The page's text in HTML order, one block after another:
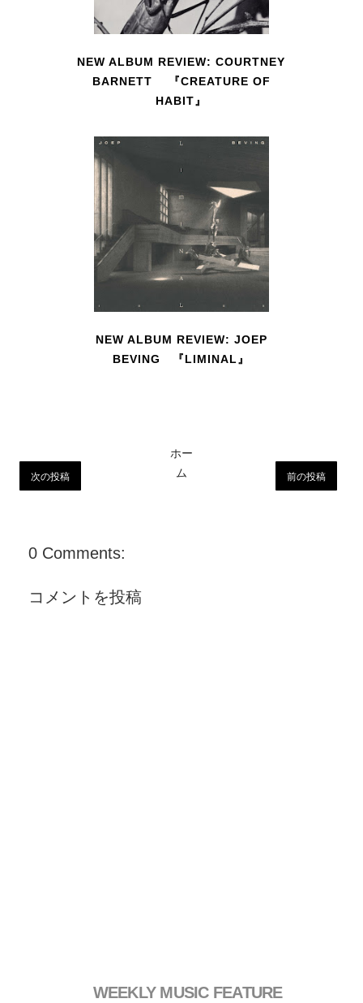
NEW ALBUM REVIEW: COURTNEY
BARNETT 『CREATURE OF
HABIT』
NEW ALBUM REVIEW: JOEP
BEVING 『LIMINAL』
次の投稿 前の投稿
ホー
ム
0 Comments:
コメントを投稿
WEEKLY MUSIC FEATURE